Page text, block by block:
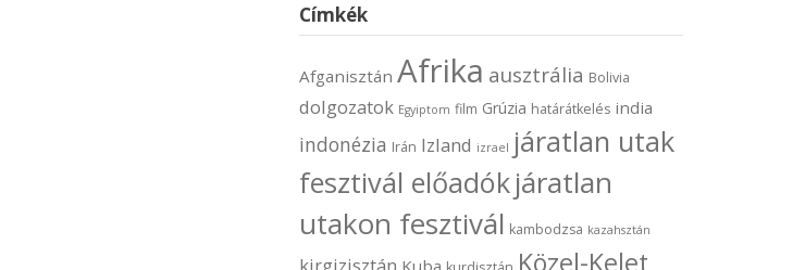
Címkék
Afganisztán Afrika ausztrália Bolivia
dolgozatok Egyiptom film Grúzia határátkelés india
indonézia Irán Izland izrael járatlan utak
fesztivál előadókjáratlan
utakon fesztivál kambodzsa kazahsztán
kirgizisztán Kuba Közel-Kelet